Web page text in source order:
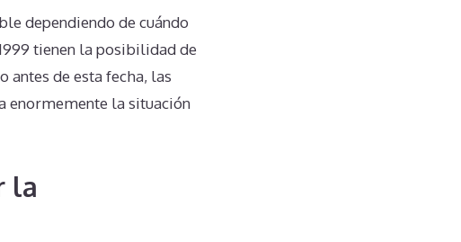
dependiendo de cuándo
tienen la posibilidad de
antes de esta fecha, las
enormemente la situación
la